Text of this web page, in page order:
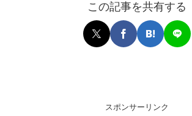
この記事を共有する
スポンサーリンク